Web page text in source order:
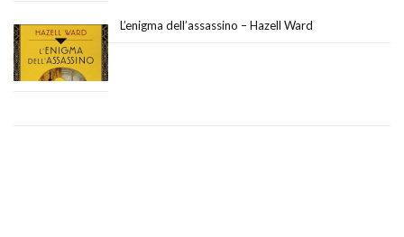
L’enigma dell’assassino – Hazell Ward